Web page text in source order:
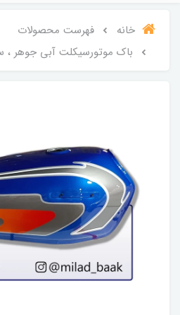
خانه
فهرست محصولات
باک موتورسیکلت آبی جوهر